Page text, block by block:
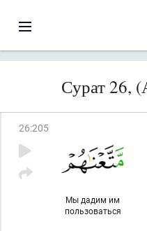
Сурат 26,
26:205
Мы дадим им
пользоваться